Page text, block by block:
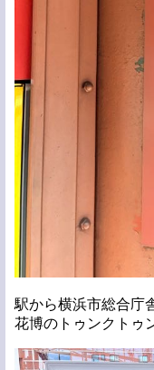
駅から横浜市総合庁
花博のトゥンクトゥ